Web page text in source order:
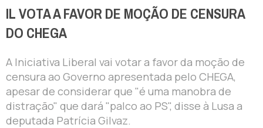
IL VOTA A FAVOR DE MOÇÃO DE CENSURA
DO CHEGA
A Iniciativa Liberal vai votar a favor da moção de
censura ao Governo apresentada pelo CHEGA,
apesar de considerar que "é uma manobra de
distração" que dará "palco ao PS", disse à Lusa a
deputada Patrícia Gilvaz.